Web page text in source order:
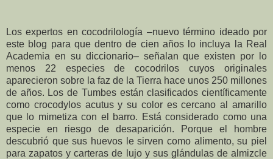
Los expertos en cocodrilología –nuevo término ideado por
este blog para que dentro de cien años lo incluya la Real
Academia en su diccionario– señalan que existen por lo
menos 22 especies de cocodrilos cuyos originales
aparecieron sobre la faz de la Tierra hace unos 250 millones
de años. Los de Tumbes están clasificados científicamente
como crocodylos acutus y su color es cercano al amarillo
que lo mimetiza con el barro. Está considerado como una
especie en riesgo de desaparición. Porque el hombre
descubrió que sus huevos le sirven como alimento, su piel
para zapatos y carteras de lujo y sus glándulas de almizcle